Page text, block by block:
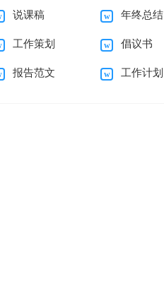
请假条合集7篇 讲稿
说课稿 年终总结
工作策划 倡议书
报告范文 工作计划